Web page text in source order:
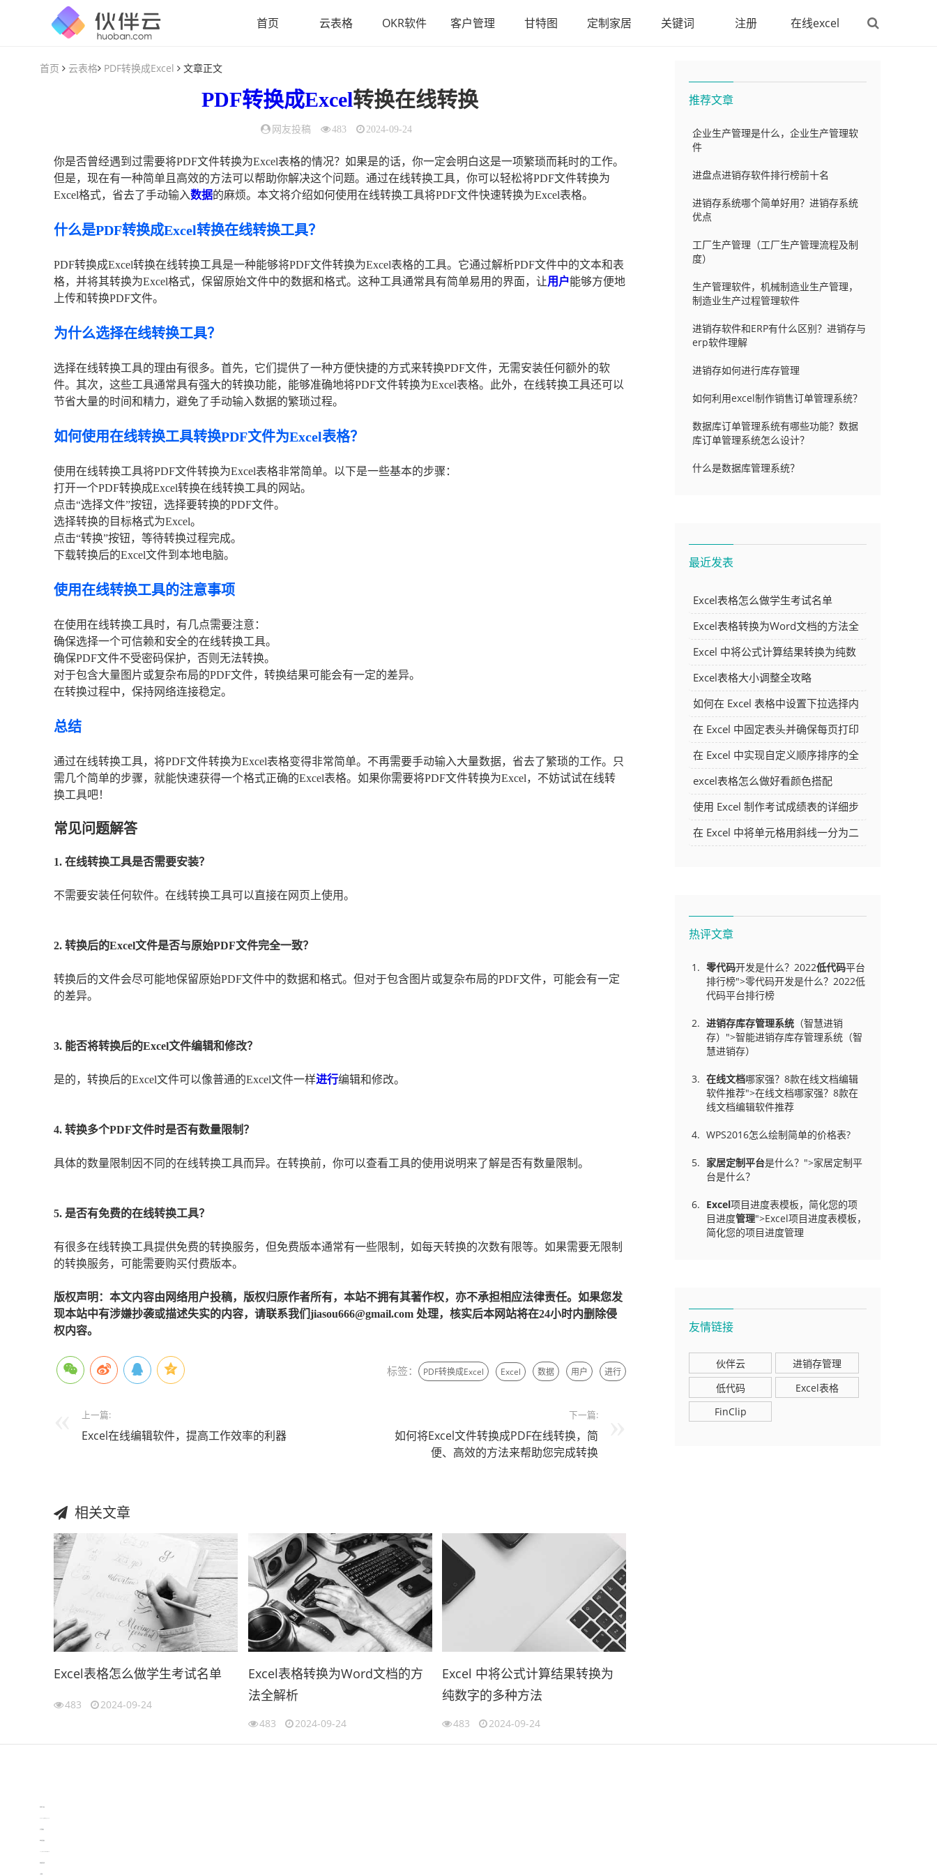
首页 云表格 OKR软件 客户管理 甘特图 定制家居 关键词 注册 在线excel
首页 云表格 PDF转换成Excel 文章正文
PDF转换成Excel转换在线转换
网友投稿 483 2024-09-24
你是否曾经遇到过需要将PDF文件转换为Excel表格的情况？如果是的话，你一定会明白这是一项繁琐而耗时的工作。
但是，现在有一种简单且高效的方法可以帮助你解决这个问题。通过在线转换工具，你可以轻松将PDF文件转换为
Excel格式，省去了手动输入数据的麻烦。本文将介绍如何使用在线转换工具将PDF文件快速转换为Excel表格。
什么是PDF转换成Excel转换在线转换工具？
PDF转换成Excel转换在线转换工具是一种能够将PDF文件转换为Excel表格的工具。它通过解析PDF文件中的文本和表
格，并将其转换为Excel格式，保留原始文件中的数据和格式。这种工具通常具有简单易用的界面，让用户能够方便地
上传和转换PDF文件。
为什么选择在线转换工具？
选择在线转换工具的理由有很多。首先，它们提供了一种方便快捷的方式来转换PDF文件，无需安装任何额外的软
件。其次，这些工具通常具有强大的转换功能，能够准确地将PDF文件转换为Excel表格。此外，在线转换工具还可以
节省大量的时间和精力，避免了手动输入数据的繁琐过程。
如何使用在线转换工具转换PDF文件为Excel表格？
使用在线转换工具将PDF文件转换为Excel表格非常简单。以下是一些基本的步骤：
打开一个PDF转换成Excel转换在线转换工具的网站。
点击“选择文件”按钮，选择要转换的PDF文件。
选择转换的目标格式为Excel。
点击“转换”按钮，等待转换过程完成。
下载转换后的Excel文件到本地电脑。
使用在线转换工具的注意事项
在使用在线转换工具时，有几点需要注意：
确保选择一个可信赖和安全的在线转换工具。
确保PDF文件不受密码保护，否则无法转换。
对于包含大量图片或复杂布局的PDF文件，转换结果可能会有一定的差异。
在转换过程中，保持网络连接稳定。
总结
通过在线转换工具，将PDF文件转换为Excel表格变得非常简单。不再需要手动输入大量数据，省去了繁琐的工作。只
需几个简单的步骤，就能快速获得一个格式正确的Excel表格。如果你需要将PDF文件转换为Excel，不妨试试在线转
换工具吧！
常见问题解答
1. 在线转换工具是否需要安装？
不需要安装任何软件。在线转换工具可以直接在网页上使用。
2. 转换后的Excel文件是否与原始PDF文件完全一致？
转换后的文件会尽可能地保留原始PDF文件中的数据和格式。但对于包含图片或复杂布局的PDF文件，可能会有一定
的差异。
3. 能否将转换后的Excel文件编辑和修改？
是的，转换后的Excel文件可以像普通的Excel文件一样进行编辑和修改。
4. 转换多个PDF文件时是否有数量限制？
具体的数量限制因不同的在线转换工具而异。在转换前，你可以查看工具的使用说明来了解是否有数量限制。
5. 是否有免费的在线转换工具？
有很多在线转换工具提供免费的转换服务，但免费版本通常有一些限制，如每天转换的次数有限等。如果需要无限制
的转换服务，可能需要购买付费版本。
版权声明：本文内容由网络用户投稿，版权归原作者所有，本站不拥有其著作权，亦不承担相应法律责任。如果您发
现本站中有涉嫌抄袭或描述失实的内容，请联系我们jiasou666@gmail.com 处理，核实后本网站将在24小时内删除侵
权内容。
标签： PDF转换成Excel Excel 数据 用户 进行
上一篇:
Excel在线编辑软件，提高工作效率的利器
下一篇:
如何将Excel文件转换成PDF在线转换，简
便、高效的方法来帮助您完成转换
相关文章
Excel表格怎么做学生考试名单
483 2024-09-24
Excel表格转换为Word文档的方
法全解析
483 2024-09-24
Excel 中将公式计算结果转换为
纯数字的多种方法
483 2024-09-24
推荐文章
企业生产管理是什么，企业生产管理软
件
进盘点进销存软件排行榜前十名
进销存系统哪个简单好用？进销存系统
优点
工厂生产管理（工厂生产管理流程及制
度）
生产管理软件，机械制造业生产管理，
制造业生产过程管理软件
进销存软件和ERP有什么区别？进销存与
erp软件理解
进销存如何进行库存管理
如何利用excel制作销售订单管理系统？
数据库订单管理系统有哪些功能？数据
库订单管理系统怎么设计？
什么是数据库管理系统？
最近发表
Excel表格怎么做学生考试名单
Excel表格转换为Word文档的方法全
解析
Excel 中将公式计算结果转换为纯数
字的多种方法
Excel表格大小调整全攻略
如何在 Excel 表格中设置下拉选择内
容
在 Excel 中固定表头并确保每页打印
时都显示表头的方法详解
在 Excel 中实现自定义顺序排序的全
面指南
excel表格怎么做好看颜色搭配
使用 Excel 制作考试成绩表的详细步
骤及技巧
在 Excel 中将单元格用斜线一分为二
热评文章
零代码开发是什么？2022低代码平台
排行榜">零代码开发是什么？2022低
代码平台排行榜
进销存库存管理系统 （智慧进销
存）">智能进销存库存管理系统（智
慧进销存）
在线文档哪家强？8款在线文档编辑
软件推荐">在线文档哪家强？8款在
线文档编辑软件推荐
WPS2016怎么绘制简单的价格表?
家居定制平台是什么？">家居定制平
台是什么？
Excel项目进度表模板，简化您的项
目进度管理">Excel项目进度表模板，
简化您的项目进度管理
友情链接
伙伴云
进销存管理
低代码
Excel表格
FinClip